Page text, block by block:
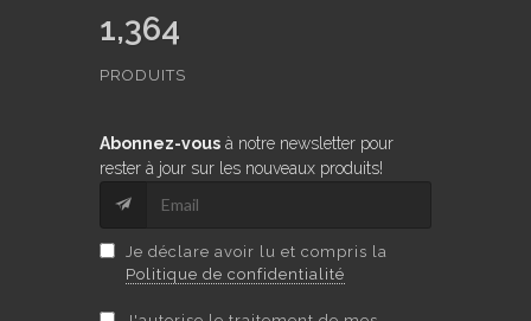
1,364
PRODUITS
Abonnez-vous à notre newsletter pour
rester à jour sur les nouveaux produits!
Je déclare avoir lu et compris la
Politique de confidentialité